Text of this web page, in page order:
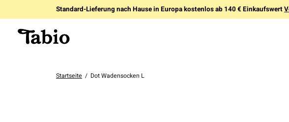
Standard-Lieferung nach Hause in Europa kostenlos ab 140 € Einkaufswert
Startseite / Dot Wadensocken L